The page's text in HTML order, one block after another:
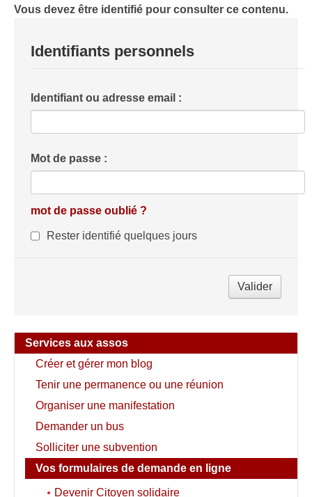
Vous devez être identifié pour consulter ce contenu.
Identifiants personnels
Identifiant ou adresse email :
Mot de passe :
mot de passe oublié ?
Rester identifié quelques jours
Services aux assos
Créer et gérer mon blog
Tenir une permanence ou une réunion
Organiser une manifestation
Demander un bus
Solliciter une subvention
Vos formulaires de demande en ligne
Devenir Citoyen solidaire